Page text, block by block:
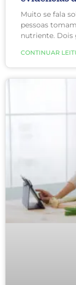
Muito se fala
pessoas
nutriente. Dois
ômega-3 e
CONTINUAR